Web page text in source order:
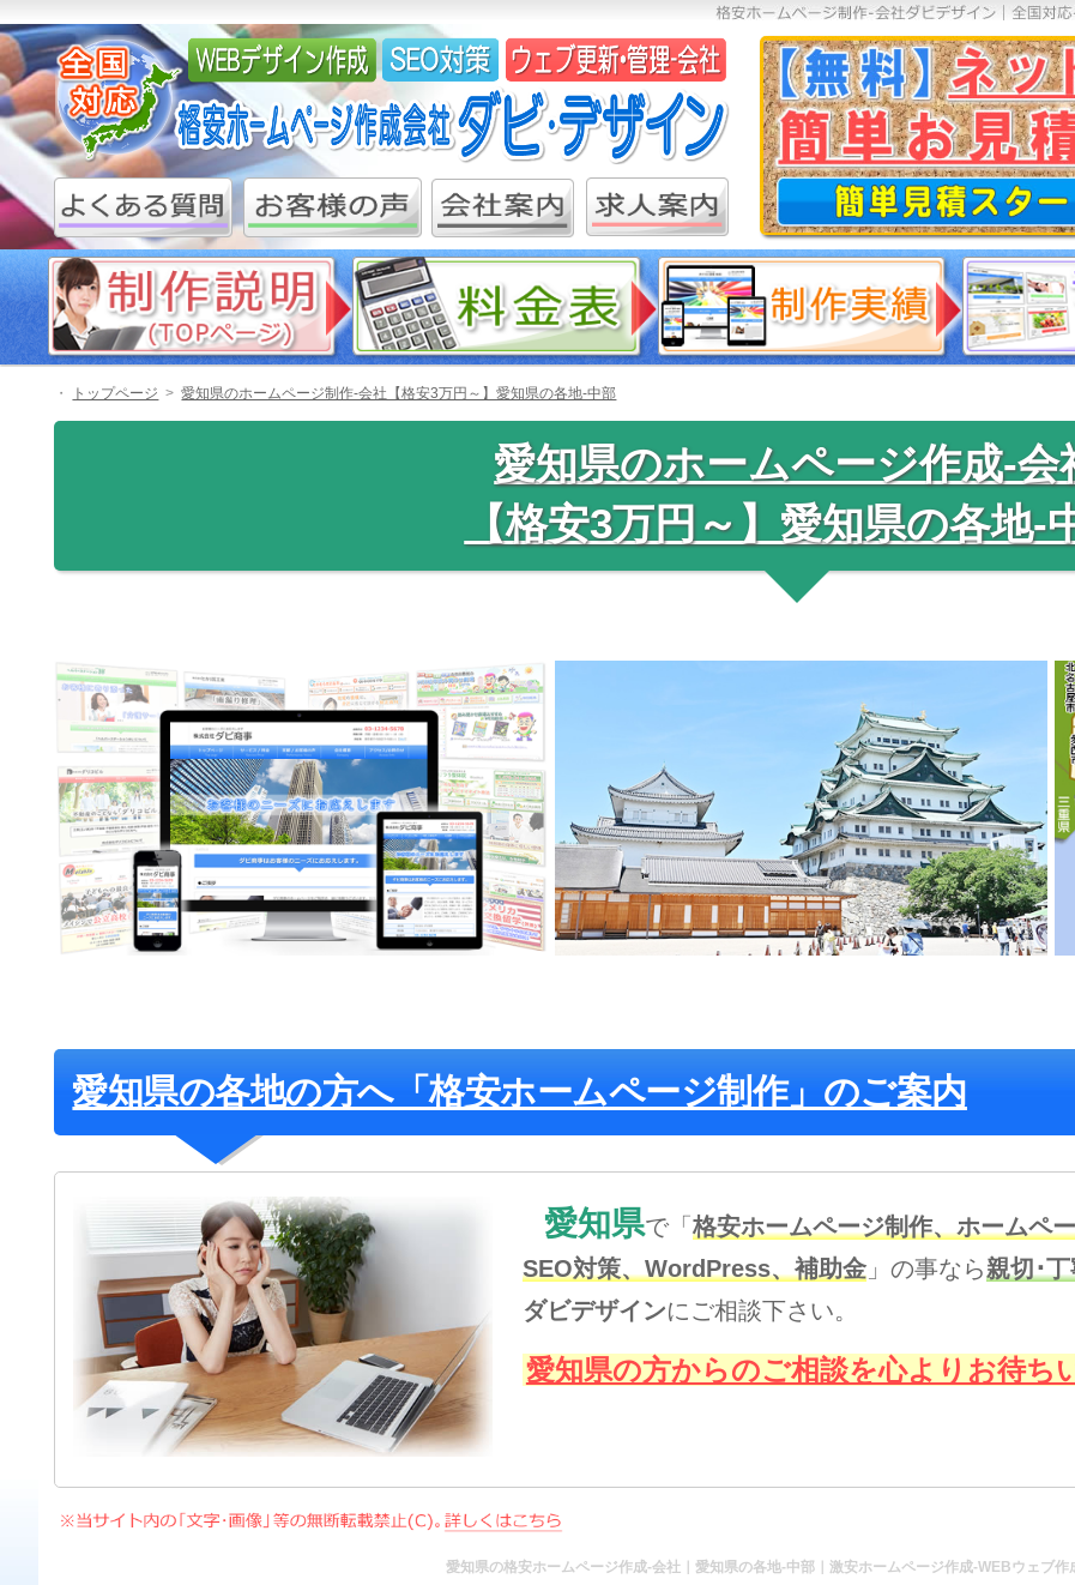
・ トップページ 愛知県のホームページ制作-会社【格安3万円～】愛知県の各地-中部
愛知県のホームページ作成-会
【格安3万円～】愛知県の各地-
愛知県の各地の方へ「格安ホームページ制作」のご案内
愛知県で「格安ホームページ制作、ホームペ
SEO対策、WordPress、補助金」の事なら親切･
ダビデザインにご相談下さい。
愛知県の方からのご相談を心よりお待ち
愛知県の格安ホームページ作成-会社｜愛知県の各地-中部｜激安ホームページ作成-WEBウェブ